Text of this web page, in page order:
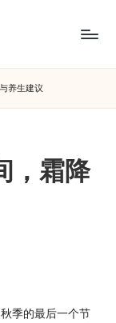
养生建议
，霜降
季的最后一个节